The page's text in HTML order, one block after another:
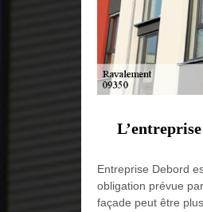
Entreprise Debord
obligation prévue
façade peut être